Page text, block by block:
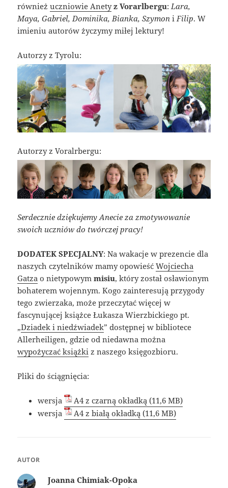
równieżuczniowie Anety z Vorarlbergu:Lara,
Maya, Gabriel, Dominika, Bianka, SzymoniFilip. W
imieniu autorów życzymy miłej lektury!
Autorzy z Tyrolu:
Autorzy z Voralrbergu:
Serdecznie dziękujemy Anecie za zmotywowanie
swoich uczniów do twórczej pracy!
DODATEK SPECJALNY: Na wakacje w prezencie dla
naszych czytelników mamy opowieśćWojciecha
Gatza o nietypowymmisiu, który został osławionym
bohaterem wojennym. Kogo zainteresują przygody
tego zwierzaka, może przeczytać więcej w
fascynującej książce Łukasza Wierzbickiego pt.
„Dziadek i niedźwiadek” dostępnej w bibliotece
Allerheiligen, gdzie od niedawna można
wypożyczać książki z naszego księgozbioru.
Pliki do ściągnięcia:
wersja
A4 z czarną okładką
wersja
A4 z białą okładką
AUTOR
Joanna Chimiak-Opoka